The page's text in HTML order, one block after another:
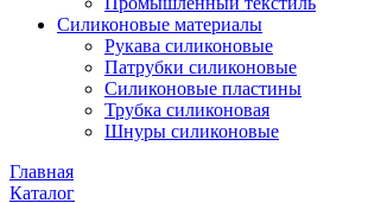
Силиконовые материалы
Рукава силиконовые
Патрубки силиконовые
Силиконовые пластины
Трубка силиконовая
Шнуры силиконовые
Главная
Каталог